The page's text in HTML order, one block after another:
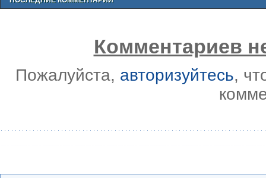
Комментариев
Пожалуйста, авторизуйтесь,